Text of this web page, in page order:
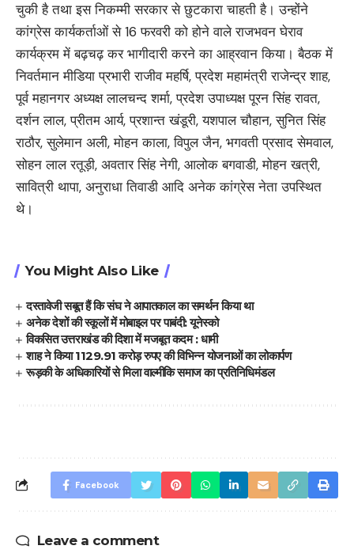
चुकी है तथा इस निकम्मी सरकार से छुटकारा चाहती है। उन्होंने
कांग्रेस कार्यकर्ताओं से 16 फरवरी को होने वाले राजभवन घेराव
कार्यक्रम में बढ़चढ़ कर भागीदारी करने का आह्रवान किया। बैठक में
निवर्तमान मीडिया प्रभारी राजीव महर्षि, प्रदेश महामंत्री राजेन्द्र शाह,
पूर्व महानगर अध्यक्ष लालचन्द शर्मा, प्रदेश उपाध्यक्ष पूरन सिंह रावत,
दर्शन लाल, प्रीतम आर्य, प्रशान्त खंडूरी, यशपाल चौहान, सुनित सिंह
राठौर, सुलेमान अली, मोहन काला, विपुल जैन, भगवती प्रसाद सेमवाल,
सोहन लाल रतूड़ी, अवतार सिंह नेगी, आलोक बगवाडी, मोहन खत्री,
सावित्री थापा, अनुराधा तिवाडी आदि अनेक कांग्रेस नेता उपस्थित
थे।
You Might Also Like
दस्तावेजी सबूत हैं कि संघ ने आपातकाल का समर्थन किया था
अनेक देशों की स्कूलों में मोबाइल पर पाबंदी: यूनेस्को
विकसित उत्तराखंड की दिशा में मजबूत कदम : धामी
शाह ने किया 1129.91 करोड़ रुपए की विभिन्न योजनाओं का लोकार्पण
रूड़की के अधिकारियों से मिला वाल्मीकि समाज का प्रतिनिधिमंडल
Facebook
Leave a comment